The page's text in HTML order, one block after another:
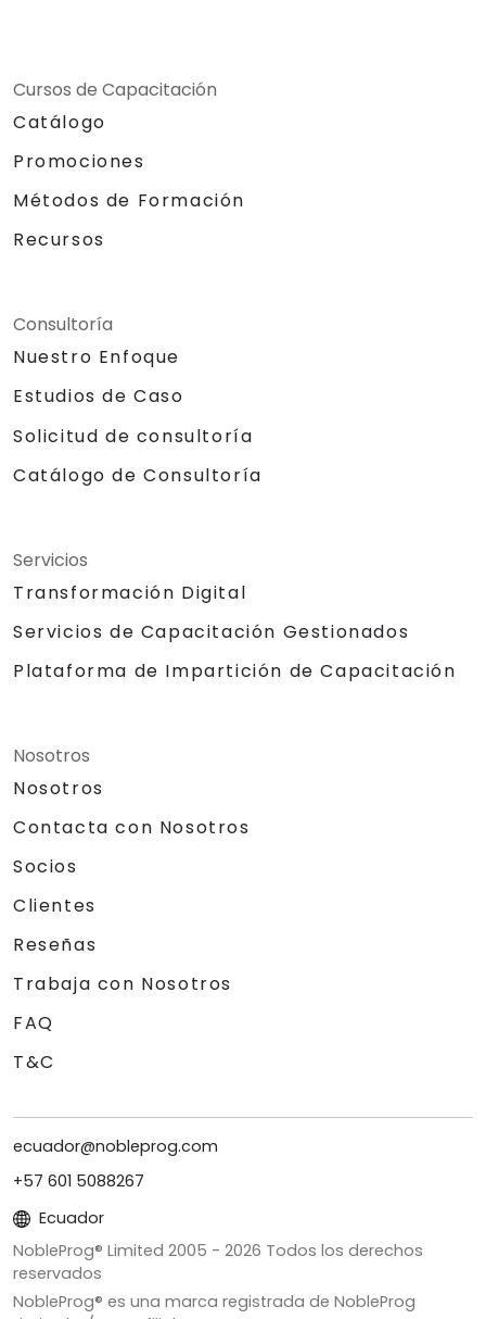
Cursos de Capacitación
Catálogo
Promociones
Métodos de Formación
Recursos
Consultoría
Nuestro Enfoque
Estudios de Caso
Solicitud de consultoría
Catálogo de Consultoría
Servicios
Transformación Digital
Servicios de Capacitación Gestionados
Plataforma de Impartición de Capacitación
Nosotros
Nosotros
Contacta con Nosotros
Socios
Clientes
Reseñas
Trabaja con Nosotros
FAQ
T&C
ecuador@nobleprog.com
+57 601 5088267
Ecuador
NobleProg® Limited 2005 - 2026 Todos los derechos
reservados
NobleProg® es una marca registrada de NobleProg